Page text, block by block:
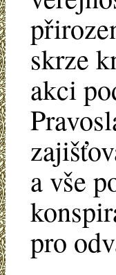
skrze
akci
a vše
pro